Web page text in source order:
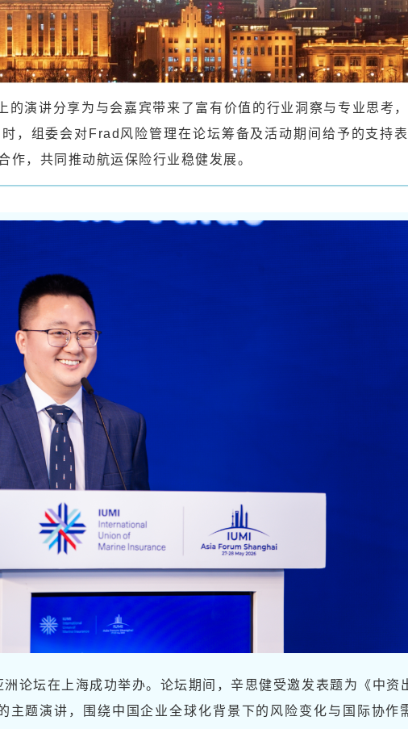
的演讲分享为与会嘉宾带来了富有价值的行业洞察与专业思考
，组委会对Frad风险管理在论坛筹备及活动期间给予的支持
作，共同推动航运保险行业稳健发展。
论坛在上海成功举办。论坛期间，辛思健受邀发表题为《中资
主题演讲，围绕中国企业全球化背景下的风险变化与国际协作